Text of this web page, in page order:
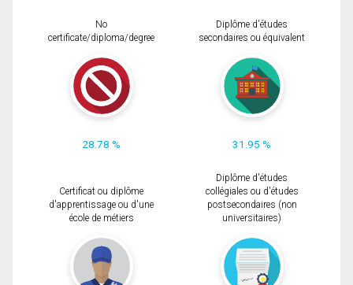
No
certificate/diploma/degree
28.78 %
Diplôme d'études
secondaires ou équivalent
31.95 %
Certificat ou diplôme
d'apprentissage ou d'une
école de métiers
Diplôme d'études
collégiales ou d'études
postsecondaires (non
universitaires)